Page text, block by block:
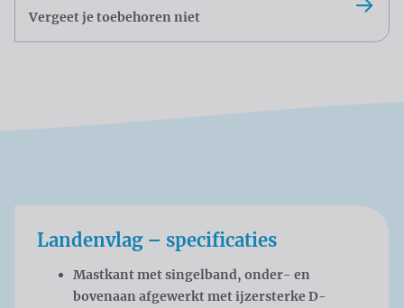
Vergeet je toebehoren niet
Landenvlag – specificaties
Mastkant met singelband, onder- en
bovenaan afgewerkt met ijzersterke D-